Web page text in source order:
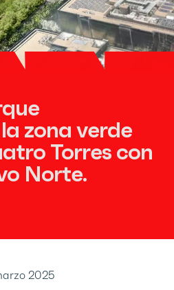
zona verde
Torres con
Norte.
2025